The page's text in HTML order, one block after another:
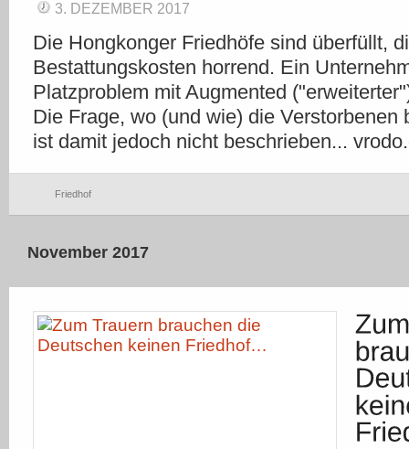
3. DEZEMBER 2017
Die Hongkonger Friedhöfe sind überfüllt,
Bestattungskosten horrend. Ein
Platzproblem mit Augmented
Die Frage, wo (und wie) die Verstorbenen
ist damit jedoch nicht beschrieben...
Friedhof
November 2017